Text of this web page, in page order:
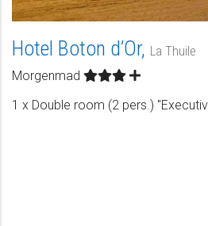
Hotel Boton d’Or, La Thuile
Morgenmad
1 x Double room (2 pers.)